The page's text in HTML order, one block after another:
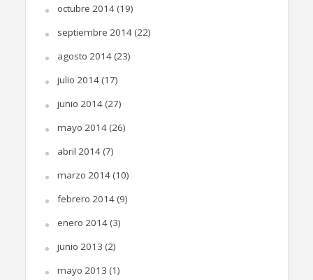
octubre 2014(19)
septiembre 2014(22)
agosto 2014(23)
julio 2014(17)
junio 2014(27)
mayo 2014(26)
abril 2014(7)
marzo 2014(10)
febrero 2014(9)
enero 2014(3)
junio 2013 (2)
mayo 2013 (1)